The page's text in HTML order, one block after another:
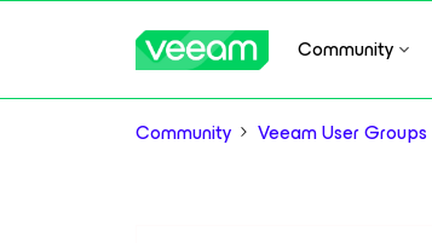
Community
Community Veeam User Groups